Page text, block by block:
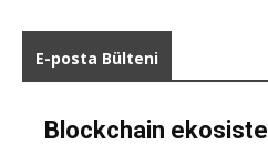
E-posta Bülteni
Blockchain